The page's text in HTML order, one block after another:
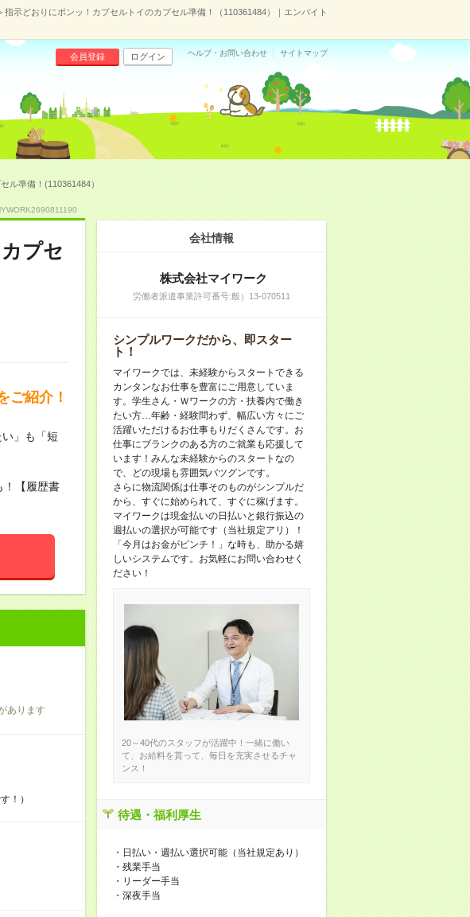
指示どおりにポンッ！カプセルトイのカプセル準備！（110361484）｜エンバイト
会員登録 ログイン ヘルプ・お問い合わせ サイトマップ
ル準備！(110361484）
プセ
ご紹介！
」も「短
！【履歴書
あります
！）
会社情報
株式会社マイワーク
労働者派遣事業許可番号:般）13-070511
シンプルワークだから、即スター
ト！
マイワークでは、未経験からスタートできる
カンタンなお仕事を豊富にご用意していま
す。学生さん・Ｗワークの方・扶養内で働き
たい方…年齢・経験問わず、幅広い方々にご
活躍いただけるお仕事もりだくさんです。お
仕事にブランクのある方のご就業も応援して
います！みんな未経験からのスタートなの
で、どの現場も雰囲気バツグンです。
さらに物流関係は仕事そのものがシンプルだ
から、すぐに始められて、すぐに稼げます。
マイワークは現金払いの日払いと銀行振込の
週払いの選択が可能です（当社規定アリ）！
「今月はお金がピンチ！」な時も、助かる嬉
しいシステムです。お気軽にお問い合わせく
ださい！
20～40代のスタッフが活躍中！一緒に働い
て、お給料を貰って、毎日を充実させるチャ
ンス！
待遇・福利厚生
・日払い・週払い選択可能（当社規定あり）
・残業手当
・リーダー手当
・深夜手当